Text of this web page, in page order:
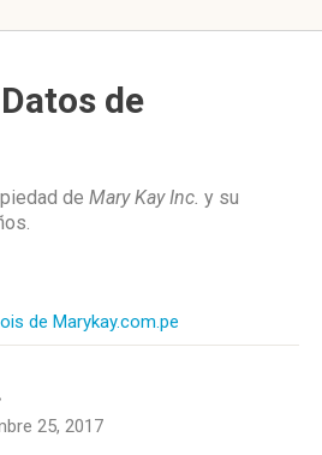
de
de Mary Kay Inc. y su
.
de Marykay.com.pe
25, 2017